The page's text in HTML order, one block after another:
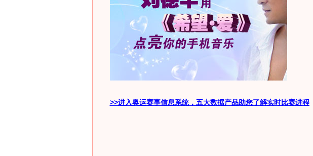
>>进入奥运赛事信息系统，五大数据产品助您了解实时比赛进程